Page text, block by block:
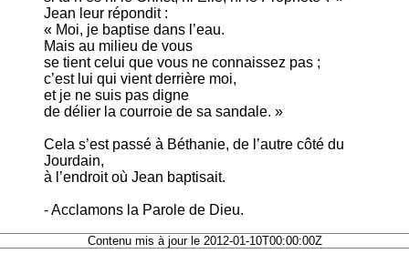
Jean leur répondit :
« Moi, je baptise dans l’eau.
Mais au milieu de vous
se tient celui que vous ne connaissez pas ;
c’est lui qui vient derrière moi,
et je ne suis pas digne
de délier la courroie de sa sandale. »
Cela s’est passé à Béthanie, de l’autre côté du
Jourdain,
à l’endroit où Jean baptisait.
- Acclamons la Parole de Dieu.
Contenu mis à jour le 2012-01-10T00:00:00Z